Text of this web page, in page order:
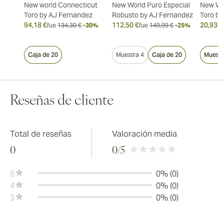
New world Connecticut
Toro by AJ Fernandez
94,18 €fue 134,30 € -30%
Caja de 20
New World Puro Especial
Robusto by AJ Fernandez
112,50 €fue 149,99 € -25%
Muestra 4 Caja de 20
New
Toro
20,93 €
Reseñas de cliente
Total de reseñas
0
Valoración media
0/5
5
0% (0)
4
0% (0)
3
0% (0)